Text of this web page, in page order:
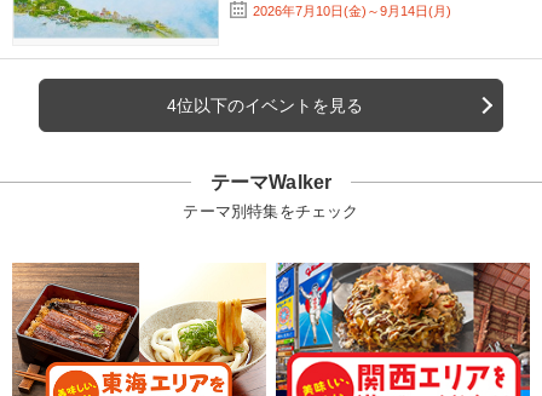
2026年7月10日(金)～9月14日(月)
4位以下のイベントを見る
テーマWalker
テーマ別特集をチェック